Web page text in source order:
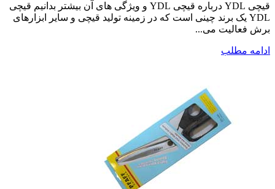
قیچی YDL درباره قیچی YDL و ویژگی های آن بیشتر بدانیم قیچی
YDL یک برند چینی است که در زمینه تولید قیچی و سایر ابزارهای
برش فعالیت می...
ادامه مطلب